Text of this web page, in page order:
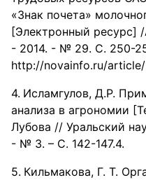
«Знак почета»
[Электронный ресурс]
- 2014. - № 29. С. 250-
http://novainfo.ru/article/
Исламгулов, Д.Р.
анализа в агрономии
Лубова // Уральский
- № 3. – С. 142-147.4.
Кильмакова, Г. Т.